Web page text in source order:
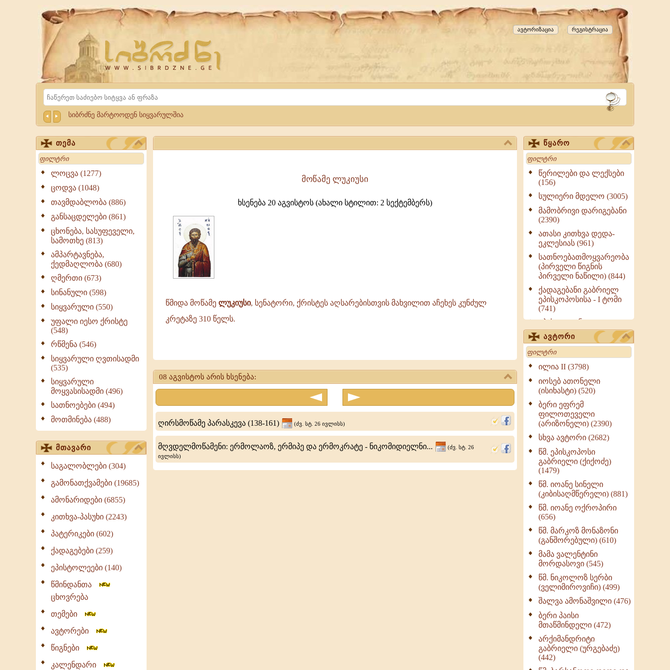
Website
Sibrdzne.ge
რეგისტრაცია
ავტორიზაცია
Search
სიბრძნე მარტოოდენ სიყვარულშია
თემა
Search
ლოცვა (1277)
ცოდვა (1048)
თავმდაბლობა (886)
განსაცდელები (861)
ცხონება, სასუფეველი,
სამოთხე (813)
ამპარტავნება,
ქედმაღლობა (680)
ღმერთი (673)
სინანული (598)
სიყვარული (550)
უფალი იესო ქრისტე
(548)
რწმენა (546)
სიყვარული ღვთისადმი
(535)
სიყვარული
მოყვასისადმი (496)
სათნოებები (494)
მოთმინება (488)
მთავარი
საგალობლები (304)
გამონათქვამები (19685)
ამონარიდები (6855)
კითხვა-პასუხი (2243)
პატერიკები (602)
ქადაგებები (259)
ეპისტოლეები (140)
წმინდანთა
ცხოვრება
თემები
ავტორები
წიგნები
კალენდარი
სენატორი,
ქრისტეს
აღსარებისთვის
მახვილით
აჩეხეს
310
წელს.
მოწამე ლუკიუსი
ხსენება 20 აგვისტოს (ახალი სტილით: 2 სექტემბერს)
წმიდა მოწამე ლუკიუსი, სენატორი, ქრისტეს აღსარებისთვის მახვილით აჩეხეს კუნძულ
კრეტაზე 310 წელს.
ლუკიუსი,
ქრისტეს
აღსარებისთვის
მახვილით
აჩეხეს
08 აგვისტოს არის ხსენება:
ღირსმოწამე პარასკევა (138-161) (ძვ. სტ. 26 ივლისს)
მღვდელმოწამენი: ერმოლაოზ, ერმიპე და ერმოკრატე - ნიკომიდიელნი...
(ძვ. სტ. 26
ივლისს)
წყარო
Search
წერილები და ლექსები
(156)
სულიერი მდელო (3005)
მამობრივი დარიგებანი
(2390)
ათასი კითხვა დედა-
ეკლესიას (961)
სათნოებათმოყვარეობა
(პირველი წიგნის
პირველი ნაწილი) (844)
ქადაგებანი გაბრიელ
ეპისკოპოსისა - I ტომი
(741)
ეპისტოლენი,
ქადაგებანი, სიტყვანი
(ნაწილი III) (723)
მოძღვრის ძალზე
სასარგებლო რჩევები
მრევლისათვის (545)
Wisdomge (514)
ქადაგებანი გაბრიელ
ეპისკოპოსისა - II ტომი
(370)
სულიერი ცხოვრების
სახელმძღვანელო -
ნაწილი II (369)
ღმერთი და ადამიანები
(287)
ბერის დიადემა (278)
მონაზვნური
გამოცდილების
ოთხი ასეული თავი
სიყვარულის შესახებ
(259)
ავტორი
Search
ილია II (3798)
იოსებ ათონელი
(ისიხასტი) (520)
ბერი ეფრემ
ფილოთეველი
(არიზონელი) (2390)
სხვა ავტორი (2682)
წმ. ეპისკოპოსი
გაბრიელი (ქიქოძე)
(1479)
წმ. იოანე სინელი
(კიბისაღმწერელი) (881)
წმ. იოანე ოქროპირი
(656)
წმ. მარკოზ მონაზონი
(განშორებული) (610)
მამა ვალენტინი
მორდასოვი (545)
წმ. ნიკოლოზ სერბი
(ველიმიროვიჩი) (499)
შალვა ამონაშვილი (476)
ბერი პაისი
მთაწმინდელი (472)
არქიმანდრიტი
გაბრიელი (ურგებაძე)
(442)